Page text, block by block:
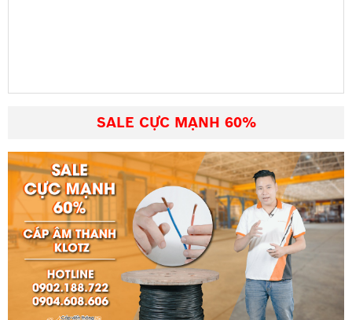
Dây treo:
Dây treo làm bằng sắt có độ chịu lực cao, dây treo có
kết cấu vững chắc.
Thông số cáp điện thoại 30 đôi treo có dầu,
có dây chịu lực 30x2x0,5 Vinacap
Vật liệu cách điện có nhuộm màu được lấy từ dây đơn
của cáp thành phẩm đáp ứng các chỉ tiêu sau:
Cường độ kéo đứt tối thiểu không nhỏ hơn 1,05
Kgf/mm2.
SALE CỰC MẠNH 60%